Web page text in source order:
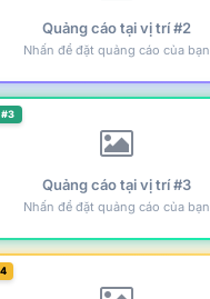
Quảng cáo tại vị trí #2
Nhấn để đặt quảng cáo của bạn
Quảng cáo tại vị trí #3
Nhấn để đặt quảng cáo của bạn